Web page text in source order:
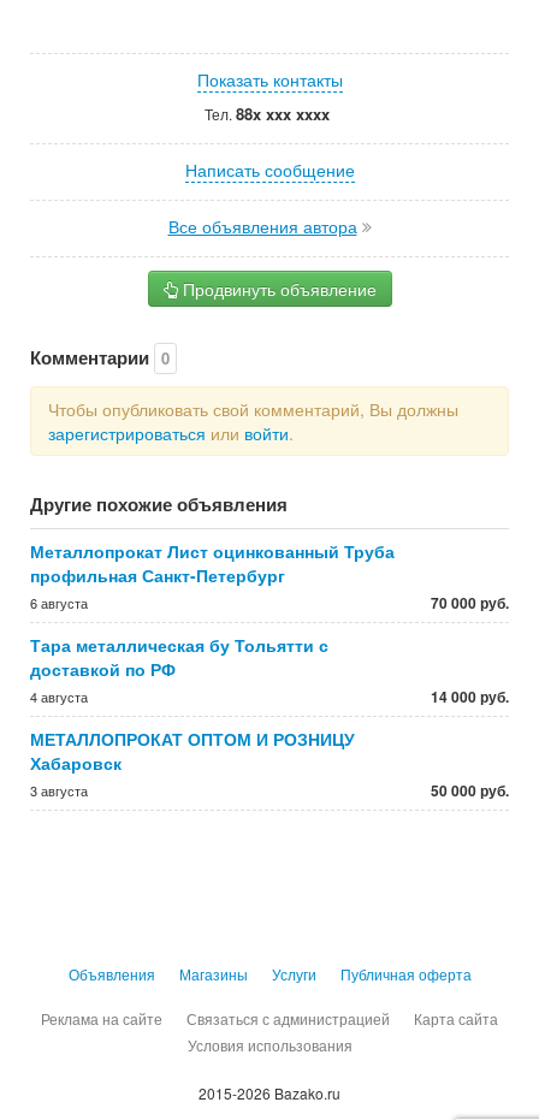
Показать контакты
Тел. 88x xxx xxxx
Написать сообщение
Все объявления автора
Продвинуть объявление
Комментарии 0
Чтобы опубликовать свой комментарий, Вы должны
зарегистрироваться или войти.
Другие похожие объявления
Металлопрокат Лист оцинкованный Труба
профильная Санкт-Петербург
6 августа 70 000 руб.
Тара металлическая бу Тольятти с
доставкой по РФ
4 августа 14 000 руб.
МЕТАЛЛОПРОКАТ ОПТОМ И РОЗНИЦУ
Хабаровск
3 августа 50 000 руб.
Объявления Магазины Услуги Публичная оферта
Реклама на сайте Связаться с администрацией
Карта сайта
Условия использования
2015-2026 Bazako.ru